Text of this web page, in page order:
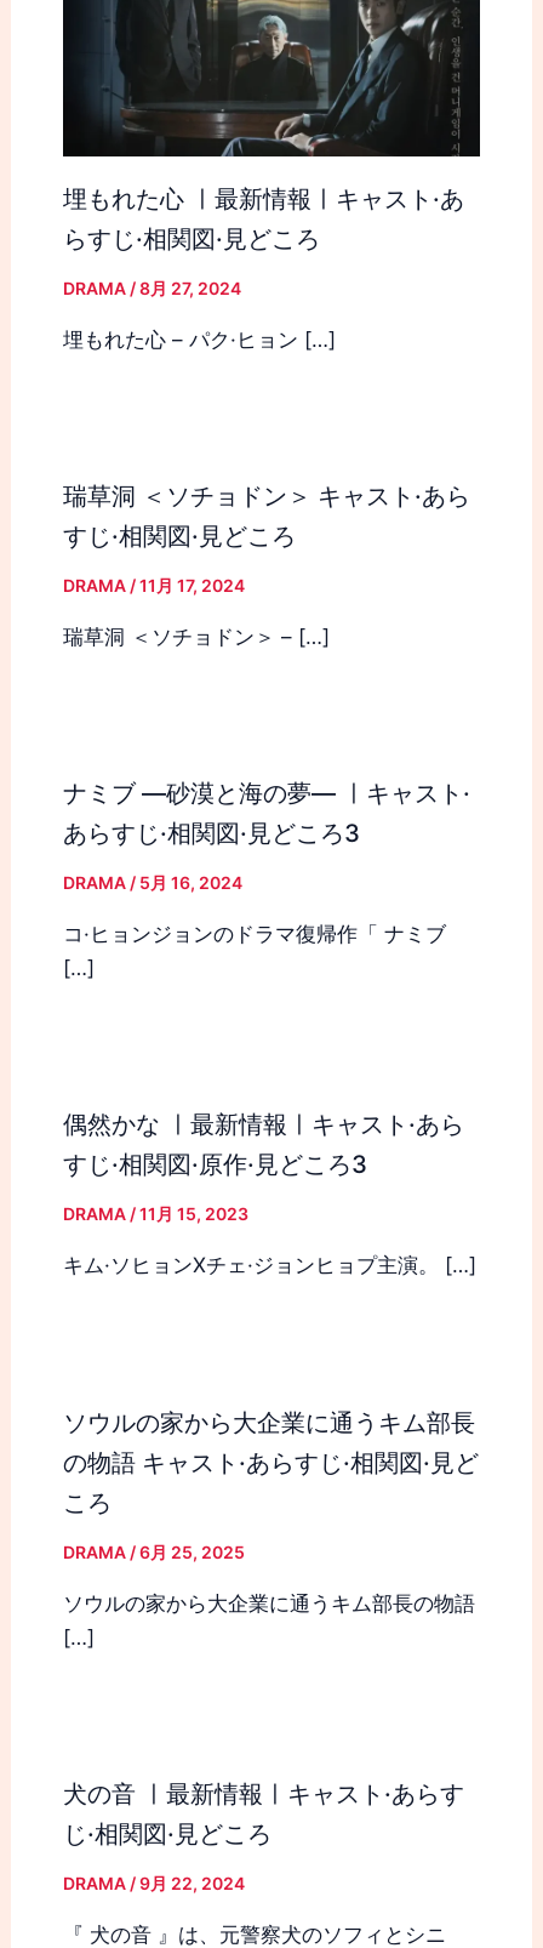
埋もれた心 ㅣ最新情報ㅣキャスト·あ
らすじ·相関図·見どころ
DRAMA/8月 27, 2024
埋もれた心 – パク·ヒョン […]
瑞草洞 ＜ソチョドン＞ キャスト·あら
すじ·相関図·見どころ
DRAMA/11月 17, 2024
瑞草洞 ＜ソチョドン＞ – […]
ナミブ ―砂漠と海の夢― ㅣキャスト·
あらすじ·相関図·見どころ3
DRAMA/ 5月 16, 2024
コ·ヒョンジョンのドラマ復帰作「 ナミブ
[…]
偶然かな ㅣ最新情報ㅣキャスト·あら
すじ·相関図·原作·見どころ3
DRAMA/11月 15, 2023
キム·ソヒョンXチェ·ジョンヒョプ主演。 […]
ソウルの家から大企業に通うキム部長
の物語 キャスト·あらすじ·相関図·見ど
ころ
DRAMA/6月 25, 2025
ソウルの家から大企業に通うキム部長の物語
[…]
犬の音 ㅣ最新情報ㅣキャスト·あらす
じ·相関図·見どころ
DRAMA/9月 22, 2024
『 犬の音 』は、元警察犬のソフィとシニ